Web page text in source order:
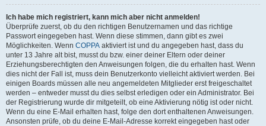
Ich habe mich registriert, kann mich aber nicht anmelden!
Überprüfe zuerst, ob du den richtigen Benutzernamen und das richtige
Passwort eingegeben hast. Wenn diese stimmen, dann gibt es zwei
Möglichkeiten. Wenn COPPA aktiviert ist und du angegeben hast, dass du
unter 13 Jahre alt bist, musst du bzw. einer deiner Eltern oder deiner
Erziehungsberechtigten den Anweisungen folgen, die du erhalten hast. Wenn
dies nicht der Fall ist, muss dein Benutzerkonto vielleicht aktiviert werden. Bei
einigen Boards müssen alle neu angemeldeten Mitglieder erst freigeschaltet
werden – entweder musst du dies selbst erledigen oder ein Administrator. Bei
der Registrierung wurde dir mitgeteilt, ob eine Aktivierung nötig ist oder nicht.
Wenn du eine E-Mail erhalten hast, folge den dort enthaltenen Anweisungen.
Ansonsten prüfe, ob du deine E-Mail-Adresse korrekt eingegeben hast oder